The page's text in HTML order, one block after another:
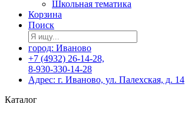
Школьная тематика
Корзина
Поиск
город: Иваново
+7 (4932) 26-14-28,
8-930-330-14-28
Адрес: г. Иваново, ул. Палехская, д. 14
Каталог